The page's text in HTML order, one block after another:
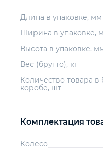
Длина в упаковке, мм
Ширина в упаковке,
Высота в упаковке,
Вес (брутто), кг
Количество товара
коробе, шт
Комплектация
Колесо